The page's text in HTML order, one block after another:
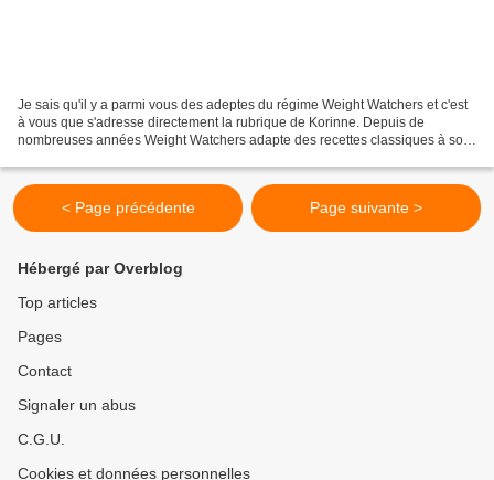
Je sais qu'il y a parmi vous des adeptes du régime Weight Watchers et c'est
à vous que s'adresse directement la rubrique de Korinne. Depuis de
nombreuses années Weight Watchers adapte des recettes classiques à son
< Page précédente Page suivante >
Hébergé par Overblog
Top articles
Pages
Contact
Signaler un abus
C.G.U.
Cookies et données personnelles